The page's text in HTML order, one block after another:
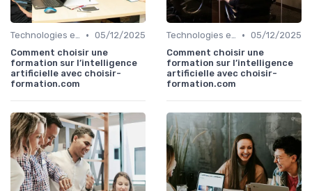
Technologies et informatique • 05/12/2025
Comment choisir une
formation sur l’intelligence
artificielle avec choisir-
formation.com
Technologies et informatique • 05/12/2025
Comment choisir une
formation sur l’intelligence
artificielle avec choisir-
formation.com